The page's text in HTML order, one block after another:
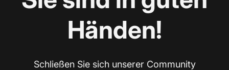
Händen!
Schließen Sie sich unserer Community